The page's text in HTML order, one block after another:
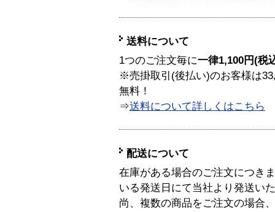
送料について
1つのご注文毎に一律1,100円(税
※売掛取引(後払い)のお客様は
無料！
⇒送料について詳しくはこちら
配送について
在庫がある場合のご注文につき
いる発送日にて当社より発送い
尚、複数の商品をご注文の場合